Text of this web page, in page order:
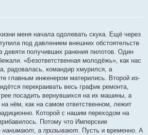
сообщение
меня начала одолевать скука. Ещё через
под давлением внешних обстоятельств
девяти получивших ранения пилотов. Один
«Безответственная молодёжь», как нас
радовалась, командир хмурился, а
главным инженером матерились. Второй из-
перекраивать весь график ремонта,
посадить вернувшихся на их машины, а
нём, как на самом ответственном, лежит
Которой с нашим переходом на
Потому что Имперские
нанимают, а призывают. Пусть и временно. А